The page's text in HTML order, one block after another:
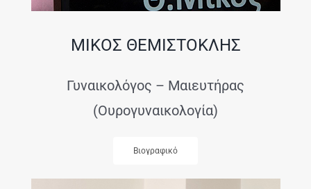
ΜΙΚΟΣ ΘΕΜΙΣΤΟΚΛΗΣ
Γυναικολόγος – Μαιευτήρας
(Ουρογυναικολογία)
Βιογραφικό